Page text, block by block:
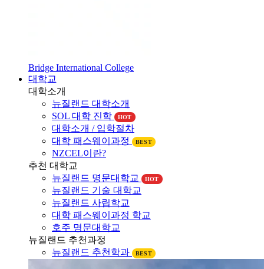
Bridge International College
대학교
대학소개
뉴질랜드 대학소개
SOL 대학 진학
HOT
대학소개 / 입학절차
대학 패스웨이과정
NZCEL이란?
추천 대학교
뉴질랜드 명문대학교
뉴질랜드 기술 대학교
뉴질랜드 사립학교
대학 패스웨이과정 학교
호주 명문대학교